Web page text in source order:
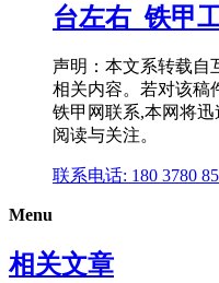
台左右_铁甲
声明：本文系转载自
相关内容。若对该稿
铁甲网联系,本网将
阅读与关注。
联系电话: 180 3780
Menu
相关文章